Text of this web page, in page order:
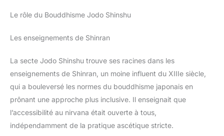
Le rôle du Bouddhisme Jodo Shinshu
Les enseignements de Shinran
La secte Jodo Shinshu trouve ses racines dans les
enseignements de Shinran, un moine influent du XIIIe siècle,
qui a bouleversé les normes du bouddhisme japonais en
prônant une approche plus inclusive. Il enseignait que
l’accessibilité au nirvana était ouverte à tous,
indépendamment de la pratique ascétique stricte.